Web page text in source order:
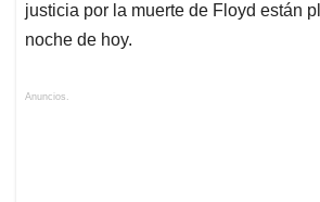
justicia por la muerte de Floyd están
noche de hoy.
Anuncios.